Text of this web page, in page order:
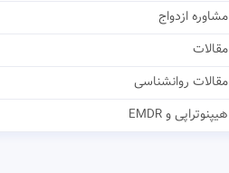
مشاوره ازدواج
مقالات
مقالات روانشناسی
هیپنوتراپی و EMDR